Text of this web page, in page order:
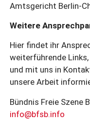
Amtsgericht Berlin-
Weitere
Hier findet ihr
weiterführende
und mit uns in
unsere Arbeit
Bündnis Freie Szene
info@bfsb.info